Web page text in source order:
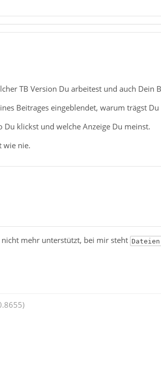
TB Version Du arbeitest und auch Dein
Beitrages eingeblendet, warum trägst
klickst und welche Anzeige Du meinst.
wie nie.
mehr unterstützt, bei mir steht